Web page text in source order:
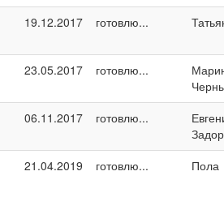
19.12.2017 готовлю...
23.05.2017 готовлю...
06.11.2017 готовлю...
21.04.2019 готовлю... Пола